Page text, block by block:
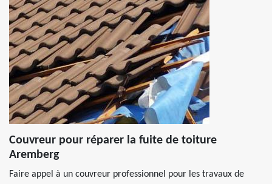
Couvreur pour réparer la fuite de toiture
Aremberg
Faire appel à un couvreur professionnel pour les travaux de